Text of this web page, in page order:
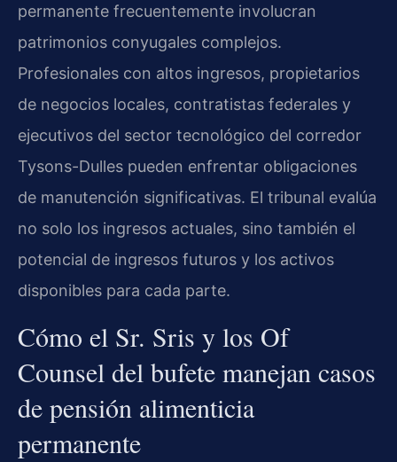
permanente frecuentemente involucran
patrimonios conyugales complejos.
Profesionales con altos ingresos, propietarios
de negocios locales, contratistas federales y
ejecutivos del sector tecnológico del corredor
Tysons-Dulles pueden enfrentar obligaciones
de manutención significativas. El tribunal evalúa
no solo los ingresos actuales, sino también el
potencial de ingresos futuros y los activos
disponibles para cada parte.
Cómo el Sr. Sris y los Of
Counsel del bufete manejan casos
de pensión alimenticia
permanente